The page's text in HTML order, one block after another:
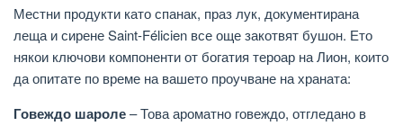
Местни продукти като спанак, праз лук, документирана
леща и сирене Saint-Félicien все още закотвят бушон. Ето
някои ключови компоненти от богатия тероар ​​на Лион, които
да опитате по време на вашето проучване на храната:
Говеждо шароле– Това ароматно говеждо, отгледано в